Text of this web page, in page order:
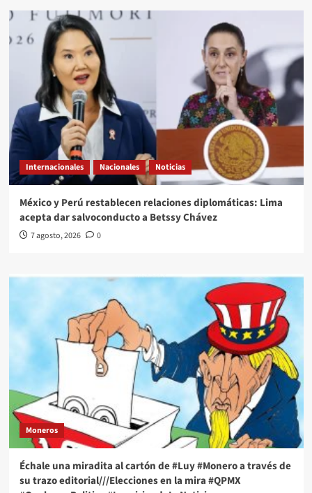
Internacionales Nacionales Noticias
México y Perú restablecen relaciones diplomáticas: Lima
acepta dar salvoconducto a Betssy Chávez
7 agosto, 2026 0
Moneros
Échale una miradita al cartón de #Luy #Monero a través de
su trazo editorial///Elecciones en la mira #QPMX